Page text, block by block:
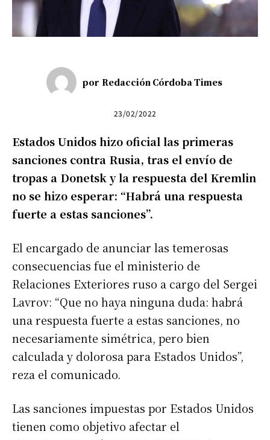
por Redacción Córdoba Times
23/02/2022
Estados Unidos hizo oficial las primeras
sanciones contra Rusia, tras el envío de
tropas a Donetsk y la respuesta del Kremlin
no se hizo esperar: “Habrá una respuesta
fuerte a estas sanciones”.
El encargado de anunciar las temerosas
consecuencias fue el ministerio de
Relaciones Exteriores ruso a cargo del Sergei
Lavrov: “Que no haya ninguna duda: habrá
una respuesta fuerte a estas sanciones, no
necesariamente simétrica, pero bien
calculada y dolorosa para Estados Unidos”,
reza el comunicado.
Las sanciones impuestas por Estados Unidos
tienen como objetivo afectar el